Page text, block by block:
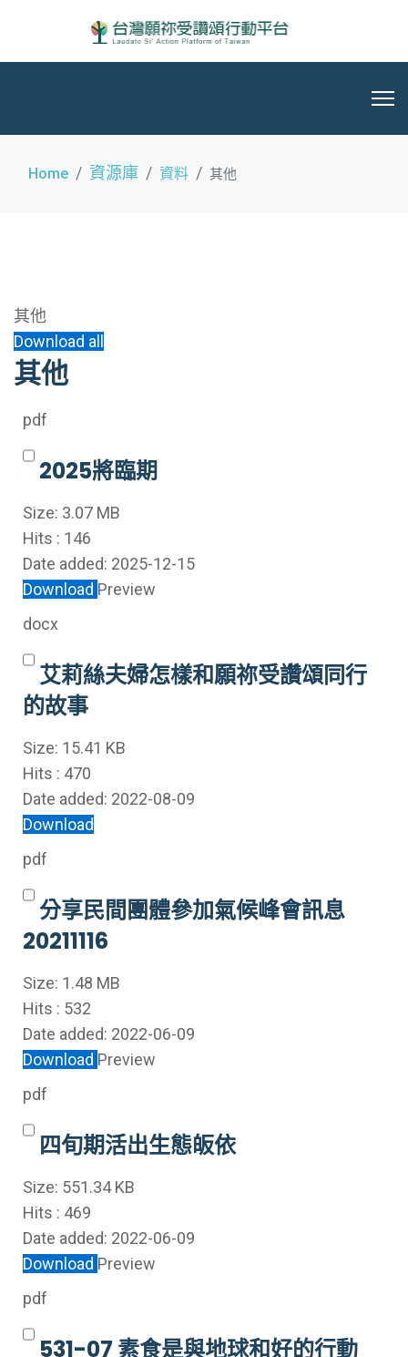
Home 資源庫 資料 其他
其他
Download all
其他
pdf
2025將臨期
Size: 3.07 MB
Hits : 146
Date added: 2025-12-15
Download Preview
docx
艾莉絲夫婦怎樣和願祢受讚頌同行
的故事
Size: 15.41 KB
Hits : 470
Date added: 2022-08-09
Download
pdf
分享民間團體參加氣候峰會訊息
20211116
Size: 1.48 MB
Hits : 532
Date added: 2022-06-09
Download Preview
pdf
四旬期活出生態皈依
Size: 551.34 KB
Hits : 469
Date added: 2022-06-09
Download Preview
pdf
531-07 素食是與地球和好的行動